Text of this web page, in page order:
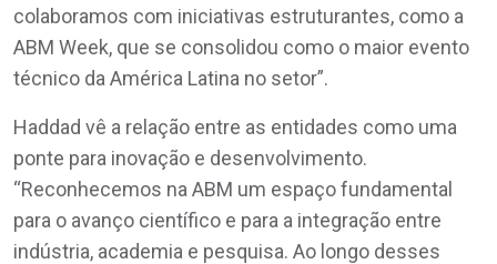
colaboramos com iniciativas estruturantes, como a
ABM Week, que se consolidou como o maior evento
técnico da América Latina no setor”.
Haddad vê a relação entre as entidades como uma
ponte para inovação e desenvolvimento.
“Reconhecemos na ABM um espaço fundamental
para o avanço científico e para a integração entre
indústria, academia e pesquisa. Ao longo desses